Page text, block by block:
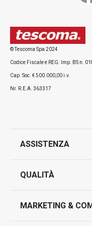
Tutti i
© Tescoma Spa 2024
Codice Fiscale e REG. Imp. BS n.
Cap. Soc. € 500.000,00 i.v.
Nr. R.E.A. 363317
ASSISTENZA
contatti
QUALITÀ
MARKETING &